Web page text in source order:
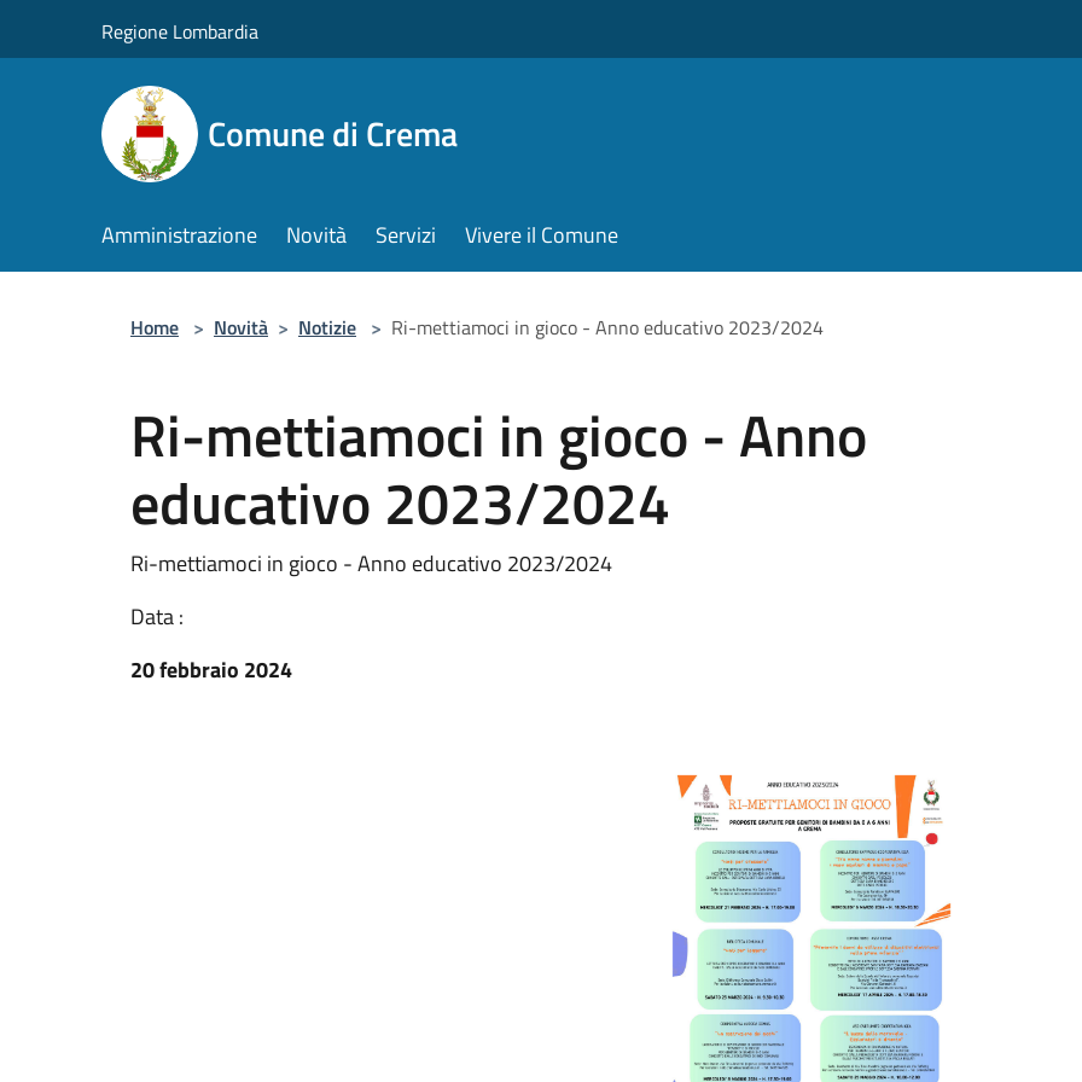
Regione Lombardia
Comune di Crema
Amministrazione Novità Servizi Vivere il Comune
Home > Novità > Notizie > Ri-mettiamoci in gioco - Anno educativo 2023/2024
Ri-mettiamoci in gioco - Anno
educativo 2023/2024
Ri-mettiamoci in gioco - Anno educativo 2023/2024
Data :
20 febbraio 2024